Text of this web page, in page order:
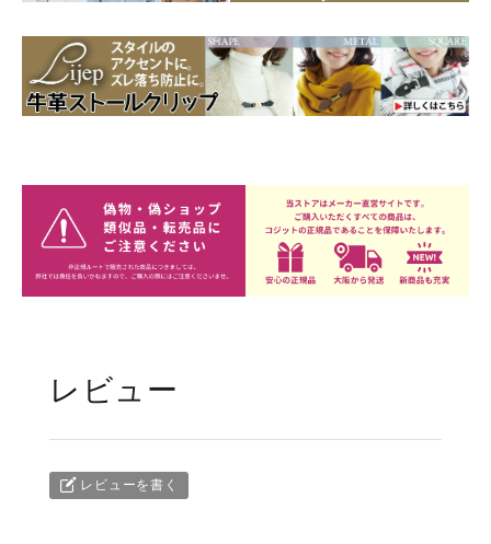
レビュー
レビューを書く